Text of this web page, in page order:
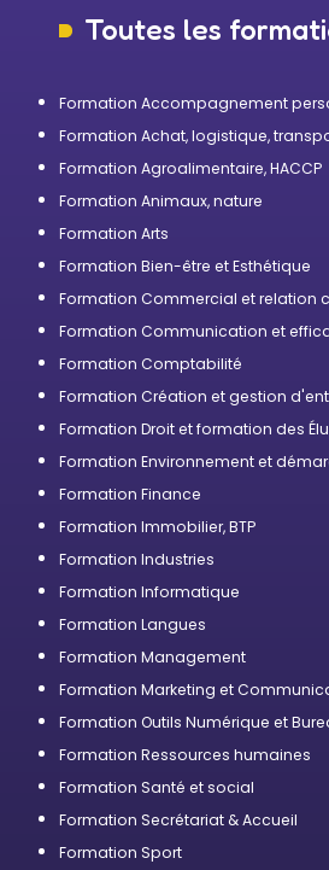
Toutes les
Formation Accompagnement
Formation Achat, logistique,
Formation Agroalimentaire, HACCP
Formation Animaux, nature
Formation Arts
Formation Bien-être et Esthétique
Formation Commercial et relation
Formation Communication et
Formation Comptabilité
Formation Création et gestion
Formation Droit et formation des
Formation Environnement et
Formation Finance
Formation Immobilier, BTP
Formation Industries
Formation Informatique
Formation Langues
Formation Management
Formation Marketing et
Formation Outils Numérique et
Formation Ressources humaines
Formation Santé et social
Formation Secrétariat & Accueil
Formation Sport